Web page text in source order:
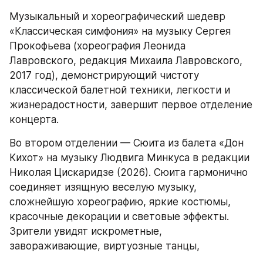
Музыкальный и хореографический шедевр
«Классическая симфония» на музыку Сергея
Прокофьева (хореография Леонида
Лавровского, редакция Михаила Лавровского,
2017 год), демонстрирующий чистоту
классической балетной техники, легкости и
жизнерадостности, завершит первое отделение
концерта.
Во втором отделении — Сюита из балета «Дон
Кихот» на музыку Людвига Минкуса в редакции
Николая Цискаридзе (2026). Сюита гармонично
соединяет изящную веселую музыку,
сложнейшую хореографию, яркие костюмы,
красочные декорации и световые эффекты.
Зрители увидят искрометные,
завораживающие, виртуозные танцы,